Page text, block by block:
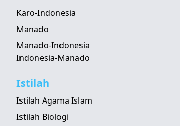
Karo-Indonesia
Manado
Manado-Indonesia
Indonesia-Manado
Istilah
Istilah Agama Islam
Istilah Biologi